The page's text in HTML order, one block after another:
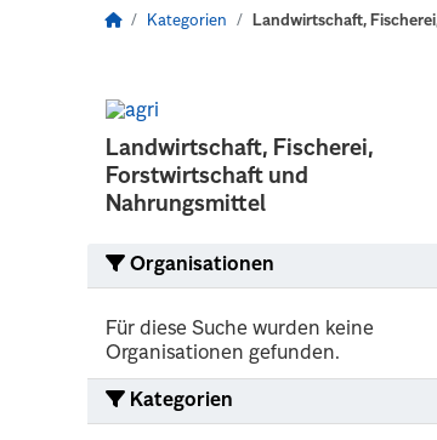
Kategorien Landwirtschaft,
Landwirtschaft, Fischerei,
Forstwirtschaft und
Nahrungsmittel
Organisationen
Für diese Suche wurden keine
Organisationen gefunden.
Kategorien